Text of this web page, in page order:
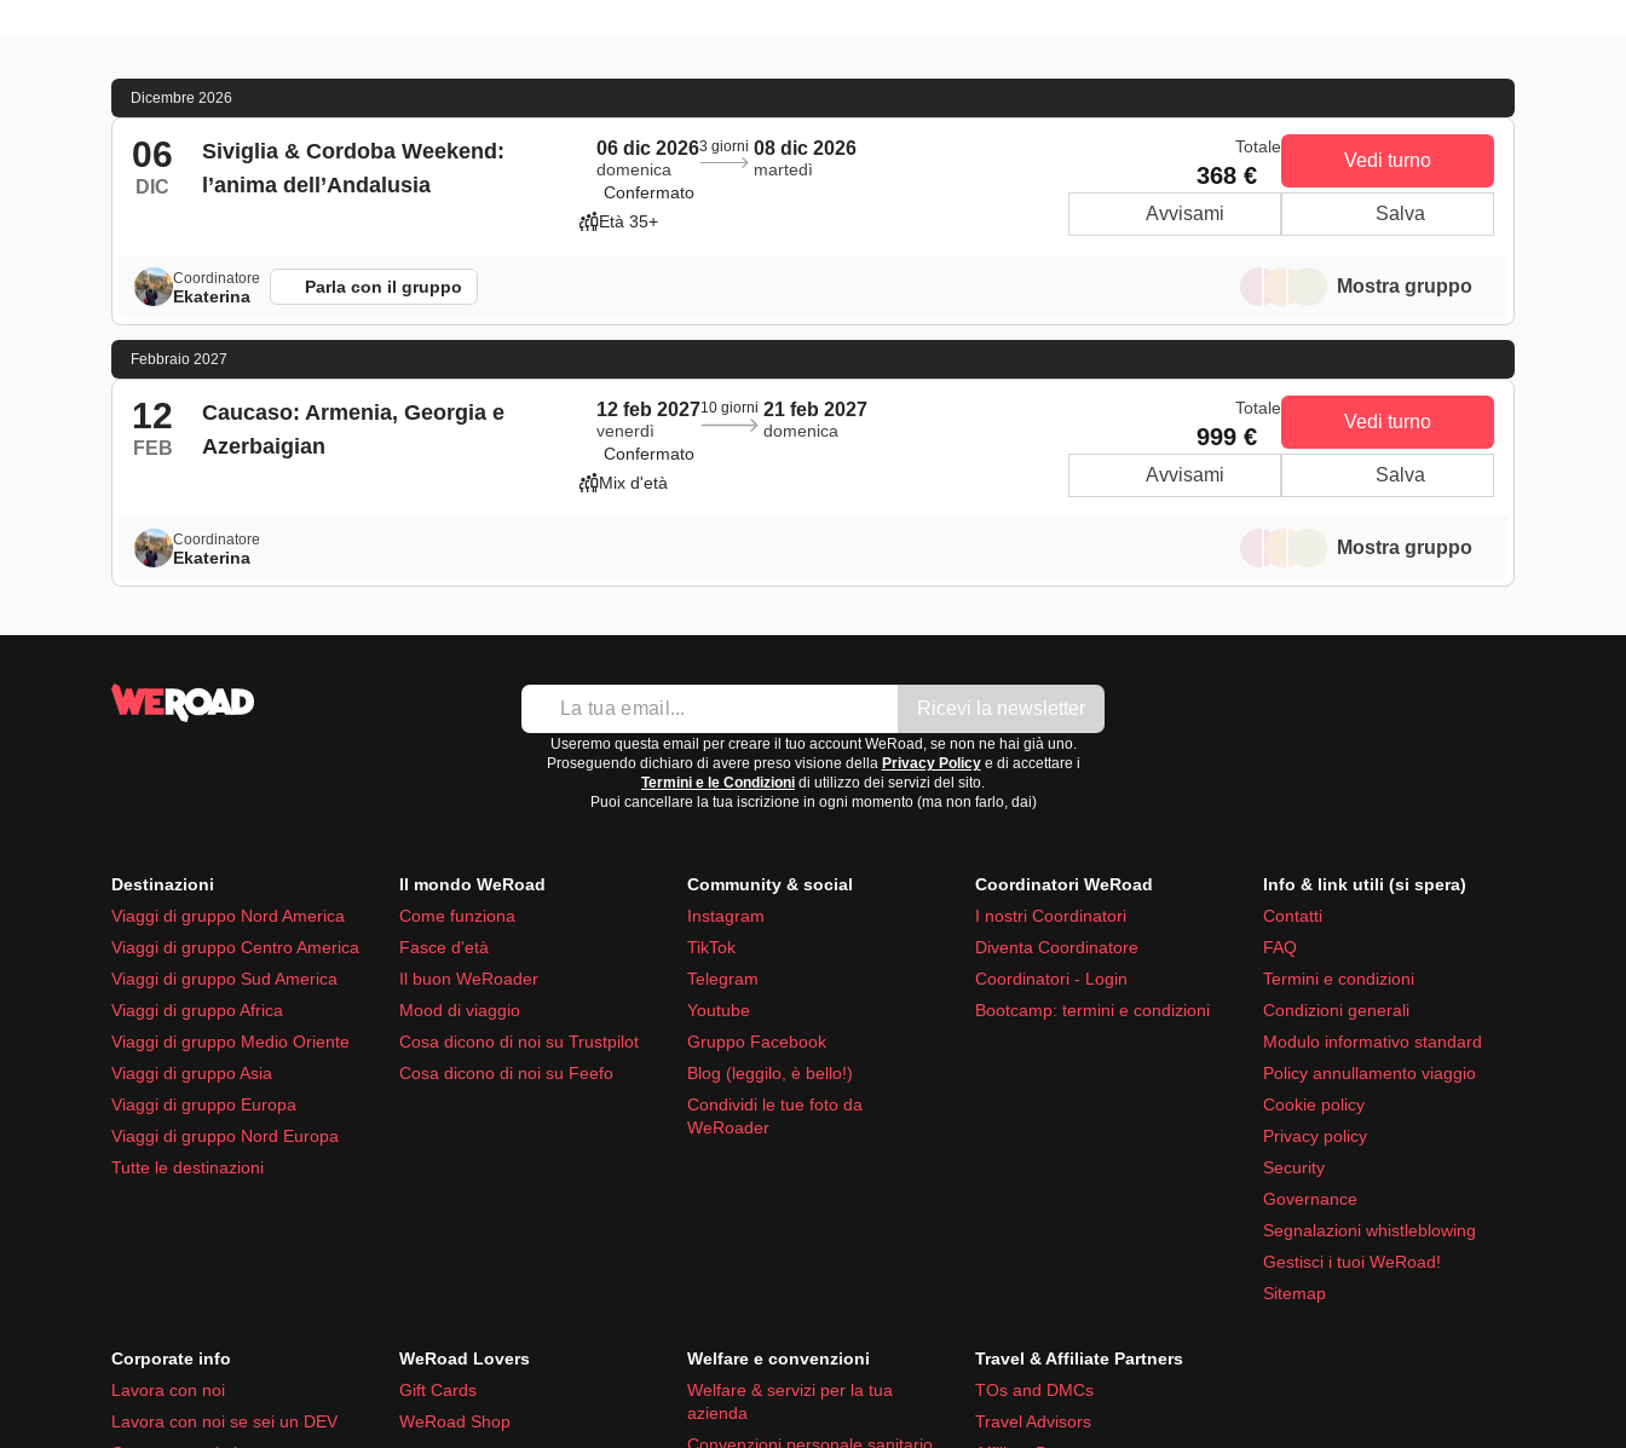
Dicembre 2026
06
DIC
Siviglia & Cordoba Weekend:
l’anima dell’Andalusia
06 dic 2026
domenica
3 giorni 08 dic 2026
martedì
Confermato
Età 35+
Totale
368 €
Vedi turno
Avvisami Salva
Coordinatore
Ekaterina Parla con il gruppo Mostra gruppo
Febbraio 2027
12
FEB
Caucaso: Armenia, Georgia e
Azerbaigian
12 feb 2027
venerdì
10 giorni 21 feb 2027
domenica
Confermato
Mix d'età
Totale
999 €
Vedi turno
Avvisami Salva
Coordinatore
Ekaterina Mostra gruppo
Ricevi la newsletter
Useremo questa email per creare il tuo account WeRoad, se non ne hai già uno.
Proseguendo dichiaro di avere preso visione della Privacy Policye di accettare i
Termini e le Condizioni di utilizzo dei servizi del sito.
Puoi cancellare la tua iscrizione in ogni momento (ma non farlo, dai)
Destinazioni
Viaggi di gruppo Nord America
Viaggi di gruppo Centro America
Viaggi di gruppo Sud America
Viaggi di gruppo Africa
Viaggi di gruppo Medio Oriente
Viaggi di gruppo Asia
Viaggi di gruppo Europa
Viaggi di gruppo Nord Europa
Tutte le destinazioni
Il mondo WeRoad
Come funziona
Fasce d'età
Il buon WeRoader
Mood di viaggio
Cosa dicono di noi su Trustpilot
Cosa dicono di noi su Feefo
Community & social
Instagram
TikTok
Telegram
Youtube
Gruppo Facebook
Blog (leggilo, è bello!)
Condividi le tue foto da
WeRoader
Coordinatori WeRoad
I nostri Coordinatori
Diventa Coordinatore
Coordinatori - Login
Bootcamp: termini e condizioni
Info & link utili (si spera)
Contatti
FAQ
Termini e condizioni
Condizioni generali
Modulo informativo standard
Policy annullamento viaggio
Cookie policy
Privacy policy
Security
Governance
Segnalazioni whistleblowing
Gestisci i tuoi WeRoad!
Sitemap
Corporate info
Lavora con noi
Lavora con noi se sei un DEV
WeRoad Lovers
Gift Cards
WeRoad Shop
Welfare e convenzioni
Welfare & servizi per la tua
azienda
Convenzioni personale sanitario
Travel & Affiliate Partners
TOs and DMCs
Travel Advisors